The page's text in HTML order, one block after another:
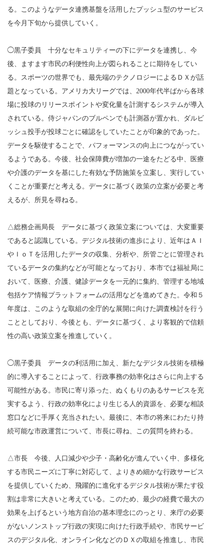
る。このようなデータ連携基盤を活用したプッシュ型のサービス
を今月下旬から提供していく。
◯黒子委員 十分なセキュリティーの下にデータを連携し、今
後、ますます市民の利便性向上が図られることに期待をしてい
る。スポーツの世界でも、最先端のテクノロジーによるＤＸが話
題となっている。アメリカ大リーグでは、2000年代半ばから各球
場に投球のリリースポイントや変化量を計測するシステムが導入
されている。侍ジャパンのブルペンでも計測器が置かれ、ダルビ
ッシュ投手が投球ごとに確認をしていたことが印象的であった。
データを駆使することで、パフォーマンスの向上につながってい
るようである。今後、社会保障費が増加の一途をたどる中、医療
や介護のデータを基にした有効な予防施策を立案し、実行してい
くことが重要だと考える。データに基づく政策の立案が必要と考
えるが、所見を尋ねる。
△総務企画局長 データに基づく政策立案については、大変重要
であると認識している。デジタル技術の進歩により、近年はＡＩ
やＩｏＴを活用したデータの収集、分析や、所管ごとに管理され
ているデータの集約などが可能となっており、本市では福祉局に
おいて、医療、介護、健診データを一元的に集約、管理する地域
包括ケア情報プラットフォームの活用などを進めてきた。令和５
年度は、このような取組の全庁的な展開に向けた調査検討を行う
こととしており、今後とも、データに基づく、より客観的で信頼
性の高い政策立案を推進していく。
◯黒子委員 データの利活用に加え、新たなデジタル技術を積極
的に導入することによって、行政事務の効率化はさらに向上する
可能性がある。市民に寄り添った、ぬくもりのあるサービスを充
実するよう、行政の効率化により生じる人的資源を、必要な相談
窓口などに手厚く充当されたい。最後に、本市の将来にわたり持
続可能な市政運営について、市長に尋ね、この質問を終わる。
△市長 今後、人口減少や少子・高齢化が進んでいく中、多様化
する市民ニーズに丁寧に対応して、よりきめ細かな行政サービス
を提供していくため、飛躍的に進化するデジタル技術が果たす役
割は非常に大きいと考えている。このため、最少の経費で最大の
効果を上げるという地方自治の基本理念にのっとり、来庁の必要
がないノンストップ行政の実現に向けた行政手続や、市民サービ
スのデジタル化、オンライン化などのＤＸの取組を推進し、市民